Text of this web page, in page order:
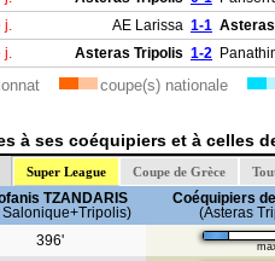
j. AE Larissa 1-1
j. Asteras Tripolis 1-2
coupe(s) nationale
à ses coéquipiers et à celles
Super League Coupe de Grèce
TZANDARIS
Salonique+Tripolis)
Coéquipiers
(Asteras
396'